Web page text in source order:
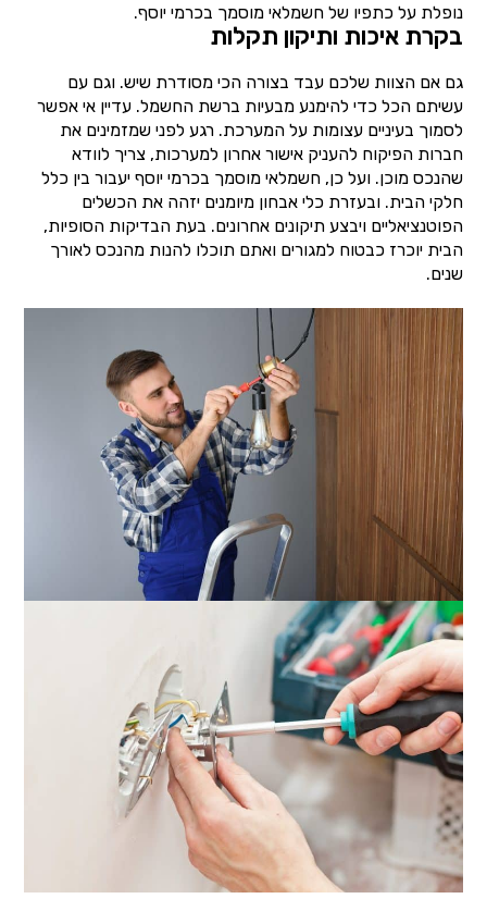
נופלת על כתפיו של חשמלאי מוסמך בכרמי יוסף.
בקרת איכות ותיקון תקלות
גם אם הצוות שלכם עבד בצורה הכי מסודרת שיש. וגם עם
עשיתם הכל כדי להימנע מבעיות ברשת החשמל. עדיין אי אפשר
לסמוך בעיניים עצומות על המערכת. רגע לפני שמזמינים את
חברות הפיקוח להעניק אישור אחרון למערכות, צריך לוודא
שהנכס מוכן. ועל כן, חשמלאי מוסמך בכרמי יוסף יעבור בין כלל
חלקי הבית. ובעזרת כלי אבחון מיומנים יזהה את הכשלים
הפוטנציאליים ויבצע תיקונים אחרונים. בעת הבדיקות הסופיות,
הבית יוכרז כבטוח למגורים ואתם תוכלו להנות מהנכס לאורך
שנים.